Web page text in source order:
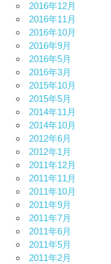
2016年12月
2016年11月
2016年10月
2016年9月
2016年5月
2016年3月
2015年10月
2015年5月
2014年11月
2014年10月
2012年6月
2012年1月
2011年12月
2011年11月
2011年10月
2011年9月
2011年7月
2011年6月
2011年5月
2011年2月